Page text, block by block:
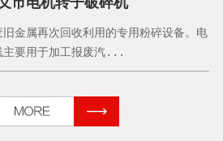
市电机转子破碎机
金属再次回收利用的专用粉碎设备。电
主要用于加工报废汽...